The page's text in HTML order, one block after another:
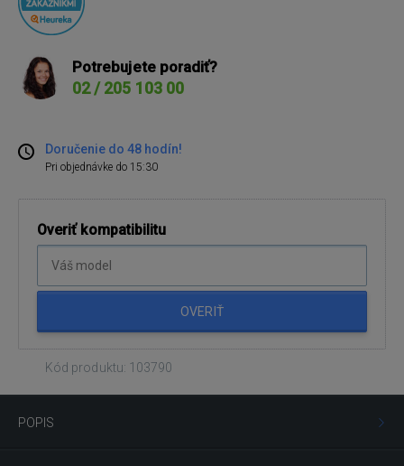
Potrebujete poradiť?
02 / 205 103 00
Doručenie do 48 hodín!
Pri objednávke do 15:30
Overiť kompatibilitu
OVERIŤ
Kód produktu: 103790
POPIS